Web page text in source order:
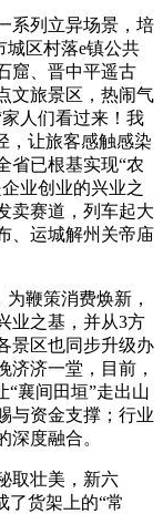
列立异场景，培
城区村落e镇公共
窟、晋中平遥古
文旅景区，热闹气
人们看过来！我
，让旅客感触感染
省已根基实现“农
业创业的兴业之
卖赛道，列车起大
、运城解州关帝庙
鞭策消费焕新，
业之基，并从3方
景区也同步升级办
济济一堂，目前，
“襄间田垣”走出山
与资金支撑；行业
度融合。
壮美，新六
了货架上的“常